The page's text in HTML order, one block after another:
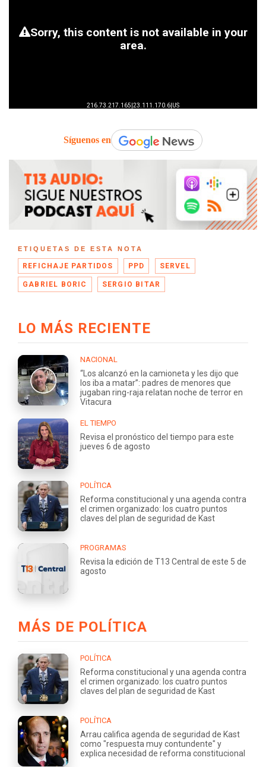
Síguenos en
ETIQUETAS DE ESTA NOTA
REFICHAJE PARTIDOS PPD SERVEL
GABRIEL BORIC SERGIO BITAR
LO MÁS RECIENTE
NACIONAL
“Los alcanzó en la camioneta y les dijo que
los iba a matar”: padres de menores que
jugaban ring-raja relatan noche de terror en
Vitacura
EL TIEMPO
Revisa el pronóstico del tiempo para este
jueves 6 de agosto
POLÍTICA
Reforma constitucional y una agenda contra
el crimen organizado: los cuatro puntos
claves del plan de seguridad de Kast
PROGRAMAS
Revisa la edición de T13 Central de este 5 de
agosto
MÁS DE POLÍTICA
POLÍTICA
Reforma constitucional y una agenda contra
el crimen organizado: los cuatro puntos
claves del plan de seguridad de Kast
POLÍTICA
Arrau califica agenda de seguridad de Kast
como "respuesta muy contundente" y
explica necesidad de reforma constitucional